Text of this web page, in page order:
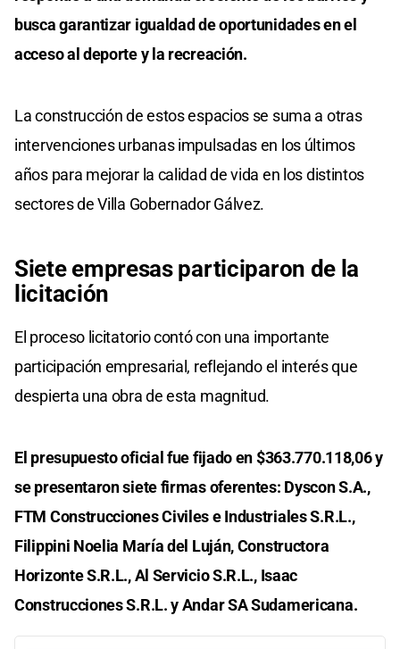
busca garantizar igualdad de oportunidades en el
acceso al deporte y la recreación.
La construcción de estos espacios se suma a otras
intervenciones urbanas impulsadas en los últimos
años para mejorar la calidad de vida en los distintos
sectores de Villa Gobernador Gálvez.
Siete empresas participaron de la
licitación
El proceso licitatorio contó con una importante
participación empresarial, reflejando el interés que
despierta una obra de esta magnitud.
El presupuesto oficial fue fijado en $363.770.118,06 y
se presentaron siete firmas oferentes: Dyscon S.A.,
FTM Construcciones Civiles e Industriales S.R.L.,
Filippini Noelia María del Luján, Constructora
Horizonte S.R.L., Al Servicio S.R.L., Isaac
Construcciones S.R.L. y Andar SA Sudamericana.